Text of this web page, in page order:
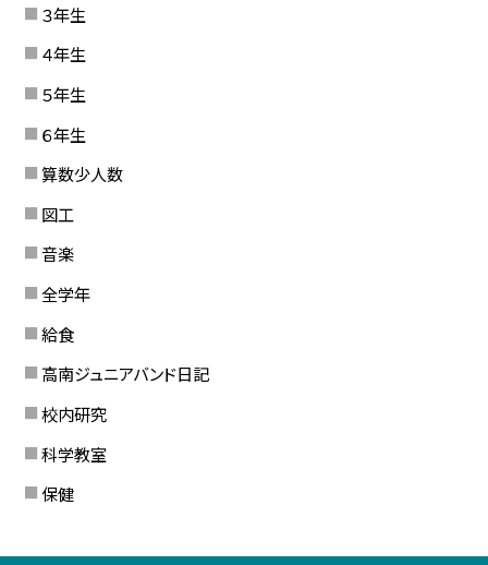
３年生
４年生
５年生
６年生
算数少人数
図工
音楽
全学年
給食
高南ジュニアバンド日記
校内研究
科学教室
保健